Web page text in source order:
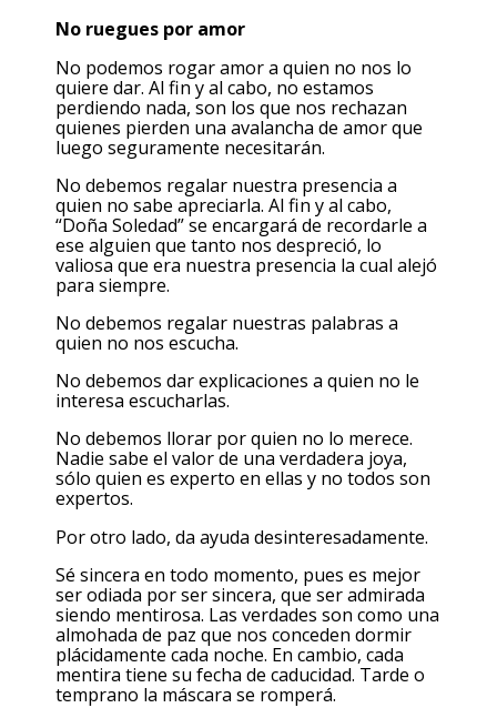
No ruegues por amor
No podemos rogar amor a quien no nos lo
quiere dar. Al fin y al cabo, no estamos
perdiendo nada, son los que nos rechazan
quienes pierden una avalancha de amor que
luego seguramente necesitarán.
No debemos regalar nuestra presencia a
quien no sabe apreciarla. Al fin y al cabo,
“Doña Soledad” se encargará de recordarle a
ese alguien que tanto nos despreció, lo
valiosa que era nuestra presencia la cual alejó
para siempre.
No debemos regalar nuestras palabras a
quien no nos escucha.
No debemos dar explicaciones a quien no le
interesa escucharlas.
No debemos llorar por quien no lo merece.
Nadie sabe el valor de una verdadera joya,
sólo quien es experto en ellas y no todos son
expertos.
Por otro lado, da ayuda desinteresadamente.
Sé sincera en todo momento, pues es mejor
ser odiada por ser sincera, que ser admirada
siendo mentirosa. Las verdades son como una
almohada de paz que nos conceden dormir
plácidamente cada noche. En cambio, cada
mentira tiene su fecha de caducidad. Tarde o
temprano la máscara se romperá.